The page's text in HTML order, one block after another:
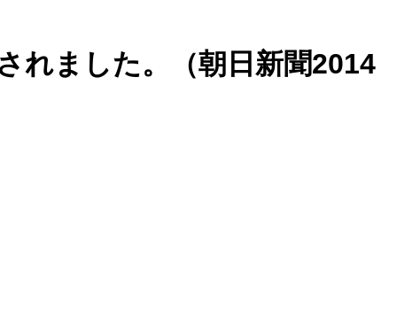
れました。（朝日新聞2014